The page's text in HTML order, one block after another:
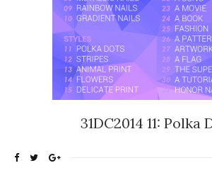
31DC2014 11: Polka